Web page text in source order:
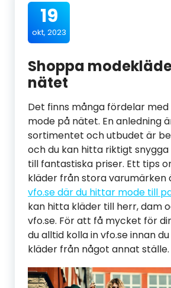
19
okt, 2023
Shoppa
nätet
Det finns många fördelar
mode på nätet. En anledning
sortimentet och utbudet är
och du kan hitta riktigt
till fantastiska priser. Ett tips
kläder från stora varumärken
vfo.se där du hittar mode till
kan hitta kläder till herr, dam
vfo.se. För att få mycket för
du alltid kolla in vfo.se innan
kläder från något annat ställe.